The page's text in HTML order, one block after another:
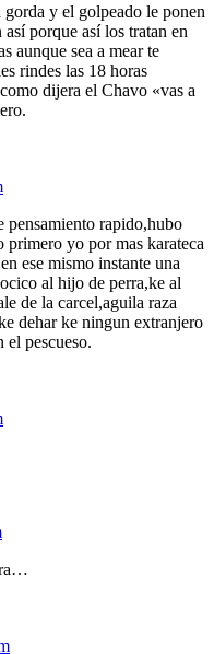
y el golpeado le ponen
porque así los tratan en
aunque sea a mear te
rindes las 18 horas
dijera el Chavo «vas a
pensamiento rapido,hubo
primero yo por mas karateca
ese mismo instante una
al hijo de perra,ke al
de la carcel,aguila raza
dehar ke ningun extranjero
el pescueso.